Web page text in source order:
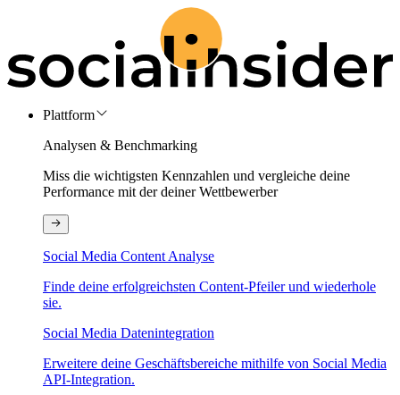
Plattform
Analysen & Benchmarking
Miss die wichtigsten Kennzahlen und vergleiche deine
Performance mit der deiner Wettbewerber
Social Media Content Analyse
Finde deine erfolgreichsten Content-Pfeiler und wiederhole
sie.
Social Media Datenintegration
Erweitere deine Geschäftsbereiche mithilfe von Social Media
API-Integration.